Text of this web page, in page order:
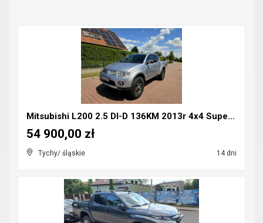
Mitsubishi L200 2.5 DI-D 136KM 2013r 4x4 Super Sel...
Tychy/ śląskie 14 dni
54 900,00 zł